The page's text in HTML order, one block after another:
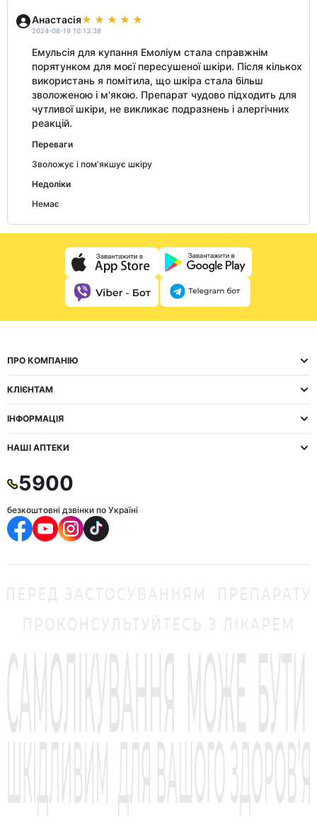
Анастасія
2024-08-19 10:13:38
Емульсія для купання Емоліум стала справжнім
порятунком для моєї пересушеної шкіри. Після кількох
використань я помітила, що шкіра стала більш
зволоженою і м'якою. Препарат чудово підходить для
чутливої шкіри, не викликає подразнень і алергічних
реакцій.
Переваги
Зволожує і пом'якшує шкіру
Недоліки
Немає
ПРО КОМПАНІЮ
КЛІЄНТАМ
ІНФОРМАЦІЯ
НАШІ АПТЕКИ
5900
безкоштовні дзвінки по Україні